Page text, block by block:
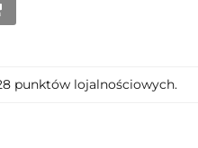
punktów lojalnościowych.